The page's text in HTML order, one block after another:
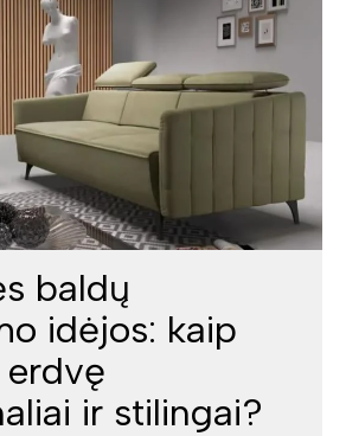
baldų
idėjos: kaip
ir stilingai?